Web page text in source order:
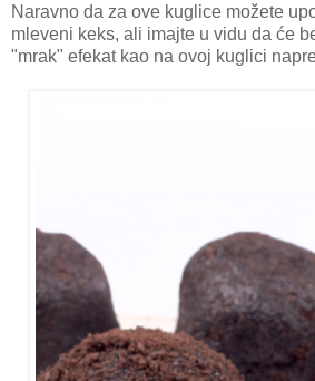
Naravno da za ove kuglice možete
mleveni keks, ali imajte u vidu da će
"mrak" efekat kao na ovoj kuglici